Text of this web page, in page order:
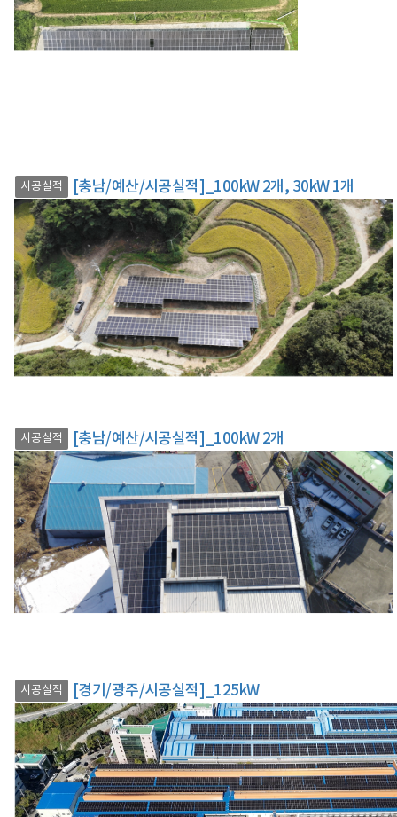
시공실적 [충남/예산/시공실적]_100kW 2개, 30kW 1개
시공실적 [충남/예산/시공실적]_100kW 2개
시공실적 [경기/광주/시공실적]_125kW